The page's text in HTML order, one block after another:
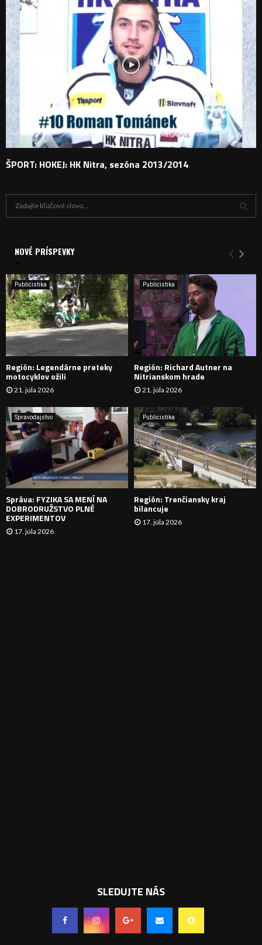
ŠPORT: HOKEJ: HK Nitra, sezóna 2013/2014
i
e
:
Y
H
D
A
N
I
E
NOVÉ PRÍSPEVKY
Publicistika
Región: Legendárne preteky
motocyklov ožili
21. júla 2026
Publicistika
Región: Richard Autner na
Nitrianskom hrade
21. júla 2026
Spravodajstvo
Správa: FYZIKA SA MENÍ NA
DOBRODRUŽSTVO PLNÉ
EXPERIMENTOV
17. júla 2026
Publicistika
Región: Trenčiansky kraj
bilancuje
17. júla 2026
SLEDUJTE NÁS